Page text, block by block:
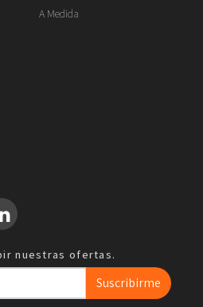
A Medida
nuestras ofertas.
Suscribirme